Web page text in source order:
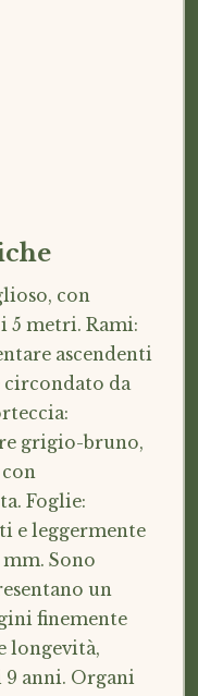
con
5 metri. Rami:
ascendenti
circondato da
grigio-bruno,
con
Foglie:
e leggermente
Sono
un
finemente
longevità,
9 anni. Organi